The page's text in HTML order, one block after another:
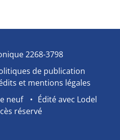
2268-3798
de publication
et mentions légales
neuf
Édité avec Lodel
réservé